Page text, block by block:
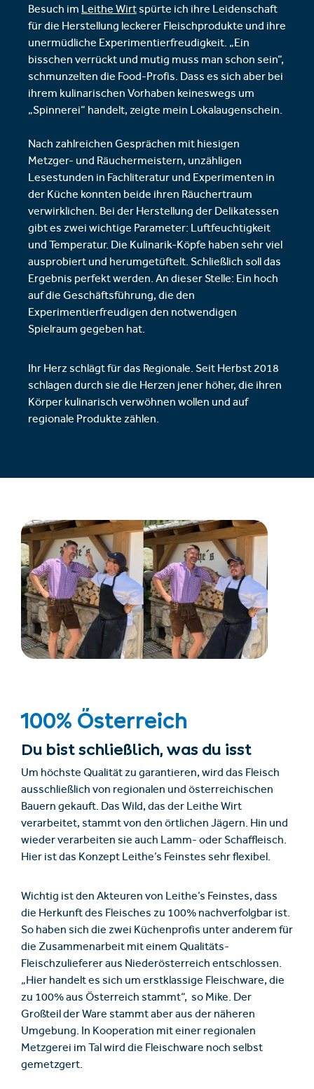
Besuch im Leithe Wirt spürte ich ihre Leidenschaft
für die Herstellung leckerer Fleischprodukte und ihre
unermüdliche Experimentierfreudigkeit. „Ein
bisschen verrückt und mutig muss man schon sein“,
schmunzelten die Food-Profis. Dass es sich aber bei
ihrem kulinarischen Vorhaben keineswegs um
„Spinnerei“ handelt, zeigte mein Lokalaugenschein.
Nach zahlreichen Gesprächen mit hiesigen
Metzger- und Räuchermeistern, unzähligen
Lesestunden in Fachliteratur und Experimenten in
der Küche konnten beide ihren Räuchertraum
verwirklichen. Bei der Herstellung der Delikatessen
gibt es zwei wichtige Parameter: Luftfeuchtigkeit
und Temperatur. Die Kulinarik-Köpfe haben sehr viel
ausprobiert und herumgetüftelt. Schließlich soll das
Ergebnis perfekt werden. An dieser Stelle: Ein hoch
auf die Geschäftsführung, die den
Experimentierfreudigen den notwendigen
Spielraum gegeben hat.
Ihr Herz schlägt für das Regionale. Seit Herbst 2018
schlagen durch sie die Herzen jener höher, die ihren
Körper kulinarisch verwöhnen wollen und auf
regionale Produkte zählen.
100% Österreich
Du bist schließlich, was du isst
Um höchste Qualität zu garantieren, wird das Fleisch
ausschließlich von regionalen und österreichischen
Bauern gekauft. Das Wild, das der Leithe Wirt
verarbeitet, stammt von den örtlichen Jägern. Hin und
wieder verarbeiten sie auch Lamm- oder Schaffleisch.
Hier ist das Konzept Leithe’s Feinstes sehr flexibel.
Wichtig ist den Akteuren von Leithe’s Feinstes, dass
die Herkunft des Fleisches zu 100% nachverfolgbar ist.
So haben sich die zwei Küchenprofis unter anderem für
die Zusammenarbeit mit einem Qualitäts-
Fleischzulieferer aus Niederösterreich entschlossen.
„Hier handelt es sich um erstklassige Fleischware, die
zu 100% aus Österreich stammt“, so Mike. Der
Großteil der Ware stammt aber aus der näheren
Umgebung. In Kooperation mit einer regionalen
Metzgerei im Tal wird die Fleischware noch selbst
gemetzgert.